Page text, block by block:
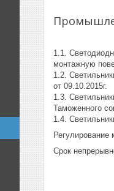
1.1.
монтажную
1.2.
от 09.10.2015г.
1.3.
Таможенного
1.4.
Регулирование
Срок